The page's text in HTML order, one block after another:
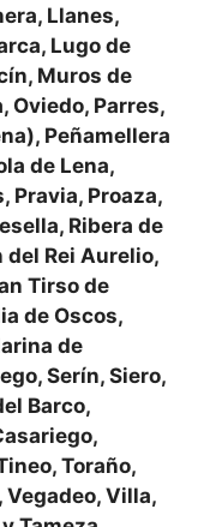
Llanes,
Lugo de
Muros de
Oviedo, Parres,
Peñamellera
de Lena,
Pravia, Proaza,
Ribera de
del Rei Aurelio,
Tirso de
de Oscos,
de
Serín, Siero,
Barco,
Toraño,
Vegadeo, Villa,